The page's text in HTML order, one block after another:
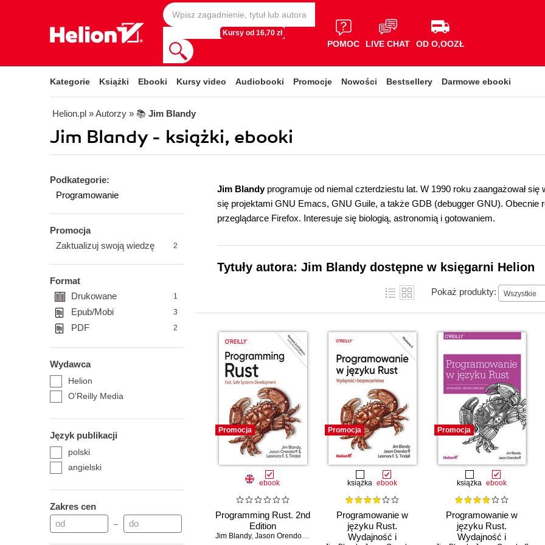
Kursy od 16,70 zł
POMOC LIVE CHAT OD O,OOZŁ
Kategorie Książki Ebooki Kursy video Audiobooki Promocje Nowości Bestsellery Darmowe ebooki
Helion.pl » Autorzy » 📚 Jim Blandy
Jim Blandy - książki, ebooki
Podkategorie:
Programowanie
Promocja
Zaktualizuj swoją wiedzę
2
Format
Drukowane
1
Epub/Mobi 3
PDF 2
Wydawca
Helion
O'Reilly Media
Język publikacji
polski
angielski
Zakres cen
–
Jim Blandyprogramuje od niemal czterdziestu lat. W 1990 roku zaangażował się
się projektami GNU Emacs, GNU Guile, a także GDB (debugger GNU). Obecnie
przeglądarce Firefox. Interesuje się biologią, astronomią i gotowaniem.
Tytuły autora: Jim Blandy dostępne w księgarni Helion
Pokaż produkty: Wszystkie
Promocja
ebook
Programming Rust. 2nd
Edition
Jim Blandy, Jason Orendorff , Leonora F . S. Tindall
Promocja
książka ebook
Programowanie w
języku Rust.
Wydajność i
Promocja
książka ebook
Programowanie w
języku Rust.
Wydajność i